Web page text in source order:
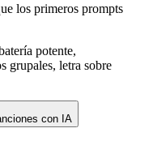
los primeros prompts
potente,
grupales, letra sobre
con IA